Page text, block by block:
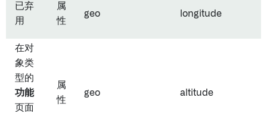
已弃
用
属
性
geo longitude
在对
象类
型的
功能
页面
属
性
geo altitude